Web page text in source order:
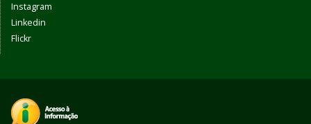
Instagram
Linkedin
Flickr